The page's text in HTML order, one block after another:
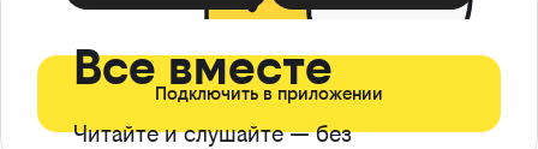
Все вместе
Читайте и слушайте — без
Подключить в приложении